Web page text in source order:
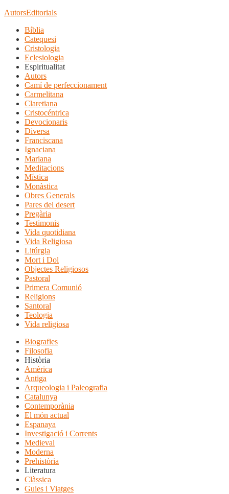
AutorsEditorials
Bíblia
Catequesi
Cristologia
Eclesiologia
Espiritualitat
Autors
Camí de perfeccionament
Carmelitana
Claretiana
Cristocéntrica
Devocionaris
Diversa
Franciscana
Ignaciana
Mariana
Meditacions
Mística
Monàstica
Obres Generals
Pares del desert
Pregària
Testimonis
Vida quotidiana
Vida Religiosa
Litúrgia
Mort i Dol
Objectes Religiosos
Pastoral
Primera Comunió
Religions
Santoral
Teologia
Vida religiosa
Biografies
Filosofia
Història
Amèrica
Antiga
Arqueologia i Paleografia
Catalunya
Contemporània
El món actual
Espanaya
Investigació i Corrents
Medieval
Moderna
Prehistòria
Literatura
Clàssica
Guies i Viatges